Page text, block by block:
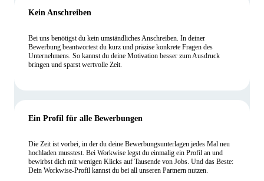
Kein Anschreiben
Bei uns benötigst du kein umständliches Anschreiben. In deiner
Bewerbung beantwortest du kurz und präzise konkrete Fragen des
Unternehmens. So kannst du deine Motivation besser zum Ausdruck
bringen und sparst wertvolle Zeit.
Ein Profil für alle Bewerbungen
Die Zeit ist vorbei, in der du deine Bewerbungsunterlagen jedes Mal neu
hochladen musstest. Bei Workwise legst du einmalig ein Profil an und
bewirbst dich mit wenigen Klicks auf Tausende von Jobs. Und das Beste:
Dein Workwise-Profil kannst du bei all unseren Partnern nutzen.